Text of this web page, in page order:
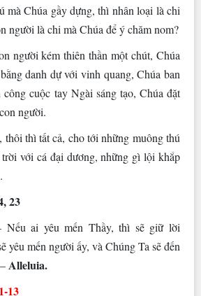
mà Chúa gầy dựng, thì nhân loại là chi
người là chi mà Chúa để ý chăm nom?
người kém thiên thần một chút, Chúa
danh dự với vinh quang, Chúa ban
công cuộc tay Ngài sáng tạo, Chúa đặt
người.
thôi thì tất cả, cho tới những muông thú
với cá đại dương, những gì lội khắp
23
Nếu ai yêu mến Thầy, thì sẽ giữ lời
yêu mến người ấy, và Chúng Ta sẽ đến
Alleluia.
13